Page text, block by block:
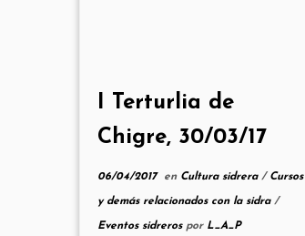
I Terturlia de
Chigre, 30/03/17
06/04/2017en Cultura sidrera/ Cursos
y demás relacionados con la sidra/
Eventos sidrerospor L_A_P